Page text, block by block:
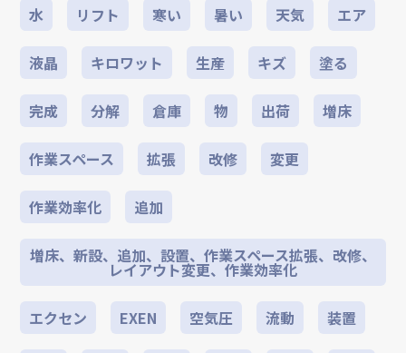
水 リフト 寒い 暑い 天気 エア
液晶 キロワット 生産 キズ 塗る
完成 分解 倉庫 物 出荷 増床
作業スペース 拡張 改修 変更
作業効率化 追加
増床、新設、追加、設置、作業スペース拡張、改修、
レイアウト変更、作業効率化
エクセン EXEN 空気圧 流動 装置